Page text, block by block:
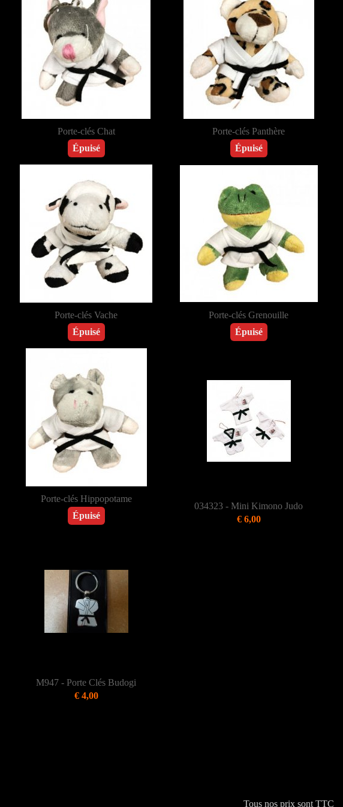
Porte-clés Chat
Épuisé
Porte-clés Panthère
Épuisé
Porte-clés Vache
Épuisé
Porte-clés Grenouille
Épuisé
Porte-clés Hippopotame
Épuisé
034323 - Mini Kimono Judo
€ 6,00
M947 - Porte Clés Budogi
€ 4,00
Tous nos prix sont TTC